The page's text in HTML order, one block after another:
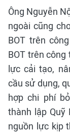
Ông Nguyễn
ngoài cũng
BOT trên
BOT trên
lực cải tạo,
cầu sử dụng,
hợp chi phí
thành lập Quỹ
nguồn lực kịp